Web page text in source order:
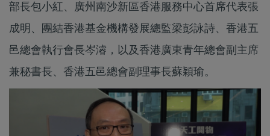
部長包小紅、廣州南沙新區香港服務中心首席代表張
成明、團結香港基金機構發展總監梁彭詠詩、香港五
邑總會執行會長岑濬，以及香港廣東青年總會副主席
兼秘書長、香港五邑總會副理事長蘇穎瑜。